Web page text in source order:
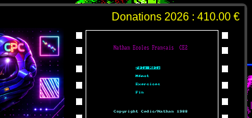
Donations 2026 : 410.00 €